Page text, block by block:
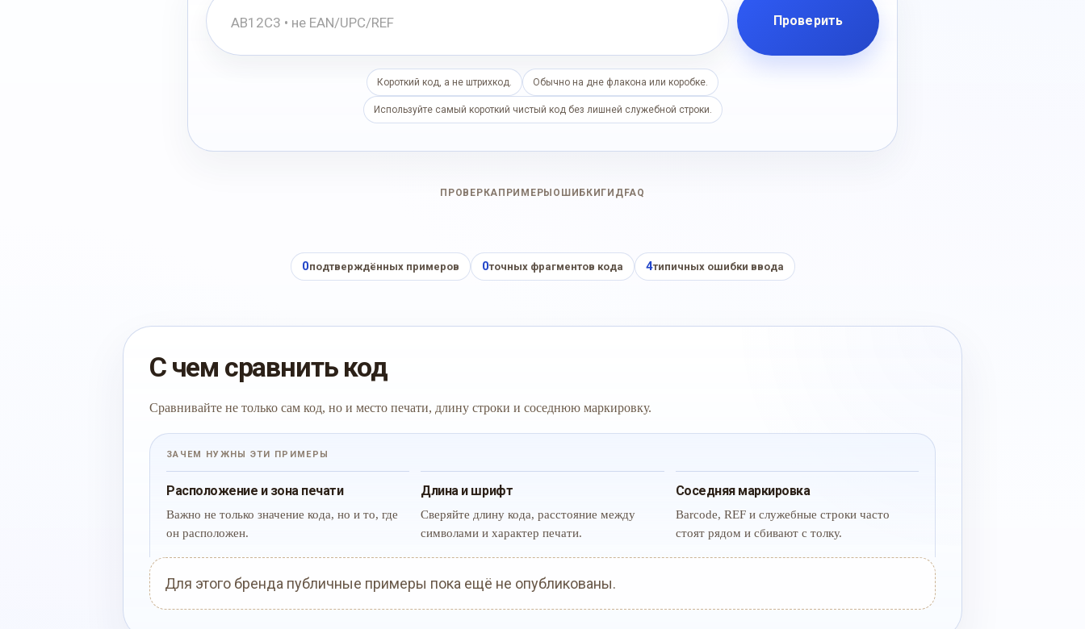
Проверить
Короткий код, а не штрихкод. Обычно на дне флакона или коробке.
Используйте самый короткий чистый код без лишней служебной строки.
ПРОВЕРКА ПРИМЕРЫ ОШИБКИ ГИД FAQ
0подтверждённых примеров 0точных фрагментов кода 4типичных ошибки ввода
С чем сравнить код
Сравнивайте не только сам код, но и место печати, длину строки и соседнюю маркировку.
ЗАЧЕМ НУЖНЫ ЭТИ ПРИМЕРЫ
Расположение и зона печати
Важно не только значение кода, но и то, где
он расположен.
Длина и шрифт
Сверяйте длину кода, расстояние между
символами и характер печати.
Соседняя маркировка
Barcode, REF и служебные строки часто
стоят рядом и сбивают с толку.
Для этого бренда публичные примеры пока ещё не опубликованы.